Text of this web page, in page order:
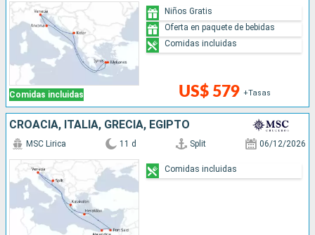
Comidas incluidas US$ 579 +Tasas
Niños Gratis
Oferta en paquete de bebidas
Comidas incluidas
CROACIA, ITALIA, GRECIA, EGIPTO
MSC Lirica 11 d Split 06/12/2026
Comidas incluidas